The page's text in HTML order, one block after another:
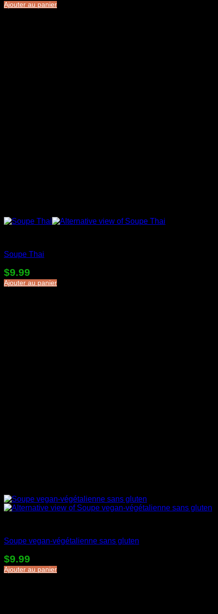
Ajouter au panier
Soupe Thai
$9.99
Ajouter au panier
Soupe vegan-végétalienne sans gluten
$9.99
Ajouter au panier